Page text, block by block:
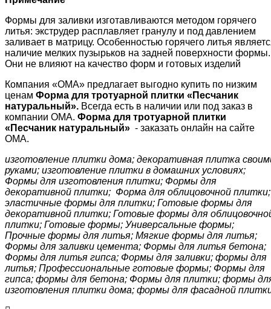
Формы для заливки изготавливаются методом горячего
литья: экструдер расплавляет гранулу и под давлением
заливает в матрицу. Особенностью горячего литья
наличие мелких пузырьков на задней поверхности формы.
Они не влияют на качество форм и готовых изделий
Компания «ОМА» предлагает выгодно купить по низким
ценам Форма для тротуарной плитки « Песчаник
натуральный». Всегда есть в наличии или под заказ в
компании ОМА. Форма для тротуарной плитки
« Песчаник натуральный» - заказать онлайн на сайте
ОМА.
изготовление плитки дома; декоративная плитка
руками; изготовление плитки в домашних условиях;
Формы для изготовления плитки; Формы для
декоративной плитки; Форма для облицовочной плитки;
эластичные формы для плитки; Готовые формы для
декоративной плитки; Готовые формы для
плитки; Готовые формы; Универсальные формы;
Прочные формы для литья; Мягкие формы для литья;
Формы для заливки цемента; Формы для литья бетона;
Формы для литья гипса; Формы для заливки; формы для
литья; Профессиональные готовые формы; Формы для
гипса; формы для бетона; Формы для плитки; формы
изготовления плитки дома; формы для фасадной